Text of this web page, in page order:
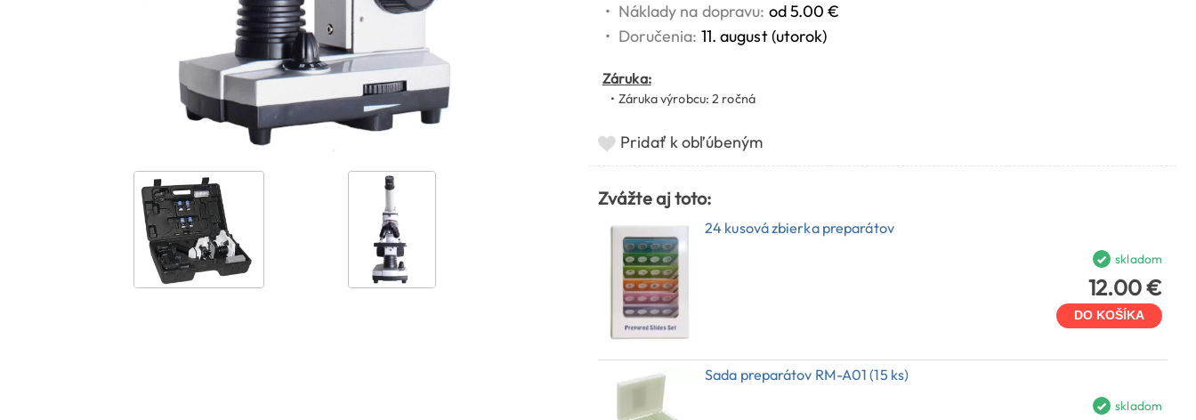
• Náklady na dopravu: od 5.00 €
• Doručenia: 11. august (utorok)
Záruka:
• Záruka výrobcu: 2 ročná
Pridať k obľúbeným
Zvážte aj toto:
24 kusová zbierka preparátov
skladom
12.00 €
DO KOŠÍKA
Sada preparátov RM-A01 (15 ks)
skladom